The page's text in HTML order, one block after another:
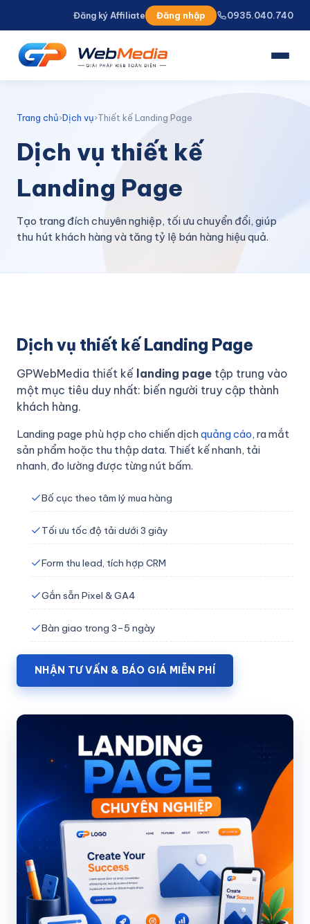
Đăng ký Affiliate Đăng nhập 0935.040.740
TRANG CHỦ
DỊCH VỤ
Thiết kế Website
Dịch vụ SEO
Quảng cáo đa nền tảng
Cho thuê Hosting
Thiết kế Landing Page
Dịch vụ Entity Social
Tăng Like, Follow
Ghim địa chỉ Google Map
DỰ ÁN TIÊU BIỂU
KHO GIAO DIỆN
Công nghệ và bảo mật
Mạng xã hội và Fanpage
Công cụ hỗ trợ và hướng dẫn sử dụng
Khởi nghiệp và nghề nghiệp
LIÊN HỆ
Trang chủ›Dịch vụ›Thiết kế Landing Page
Dịch vụ thiết kế
Landing Page
Tạo trang đích chuyên nghiệp, tối ưu chuyển đổi, giúp
thu hút khách hàng và tăng tỷ lệ bán hàng hiệu quả.
Dịch vụ thiết kế Landing Page
GPWebMedia thiết kế landing page tập trung vào
một mục tiêu duy nhất: biến người truy cập thành
khách hàng.
Landing page phù hợp cho chiến dịchquảng cáo, ra mắt
sản phẩm hoặc thu thập data. Thiết kế nhanh, tải
nhanh, đo lường được từng nút bấm.
Bố cục theo tâm lý mua hàng
Tối ưu tốc độ tải dưới 3 giây
Form thu lead, tích hợp CRM
Gắn sẵn Pixel & GA4
Bàn giao trong 3–5 ngày
NHẬN TƯ VẤN & BÁO GIÁ MIỄN PHÍ